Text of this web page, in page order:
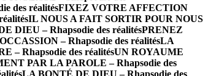
des réalitésFIXEZ VOTRE AFFECTION
IL NOUS A FAIT SORTIR POUR NOUS
DIEU – Rhapsodie des réalitésPRENEZ
– Rhapsodie des réalitésLA
– Rhapsodie des réalitésUN ROYAUME
PAR LA PAROLE – Rhapsodie des
LA BONTÉ DE DIEU – Rhapsodie des